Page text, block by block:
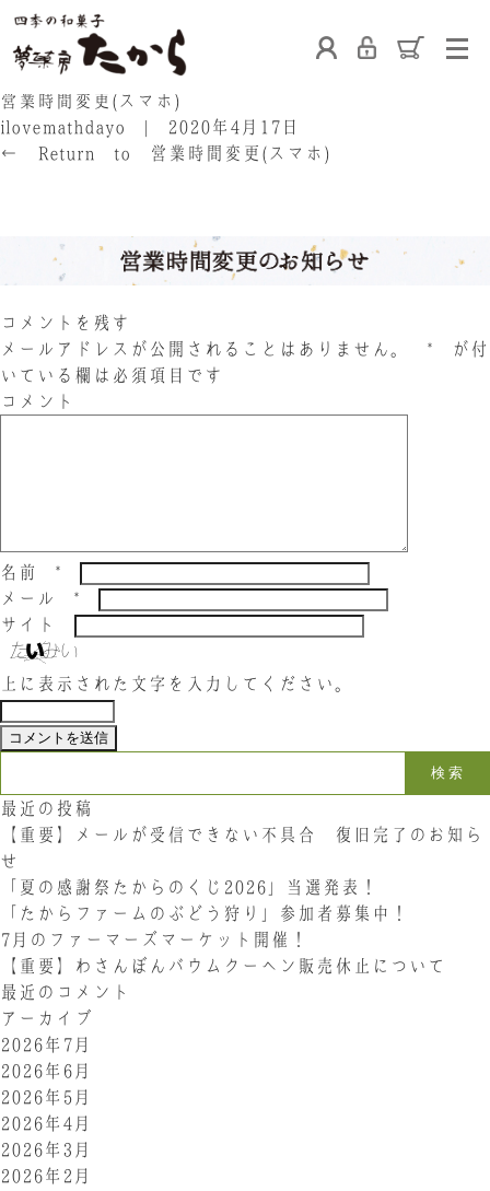
ホーム
LINE Instagram Twitter
お問い合わせ
〒761-0101 香川県高松市春日町214
087-844-8801（受付時間 8:30〜17:30）
営業時間変更(スマホ)
ilovemathdayo
2020年4月17日
←
Return to 営業時間変更(スマホ)
コメントを残す
メールアドレスが公開されることはありません。
* が付
いている欄は必須項目です
コメント
名前 *
メール *
サイト
上に表示された文字を入力してください。
最近の投稿
【重要】メールが受信できない不具合 復旧完了のお知ら
せ
「夏の感謝祭たからのくじ2026」当選発表！
「たからファームのぶどう狩り」参加者募集中！
7月のファーマーズマーケット開催！
【重要】わさんぼんバウムクーヘン販売休止について
最近のコメント
アーカイブ
2026年7月
2026年6月
2026年5月
2026年4月
2026年3月
2026年2月